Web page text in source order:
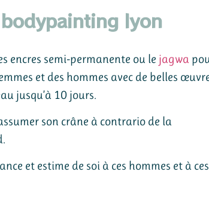
lyon
encres semi-permanente ou le jagwa
et des hommes avec de belles
jusqu’à 10 jours.
son crâne à contrario de la
et estime de soi à ces hommes et à ces